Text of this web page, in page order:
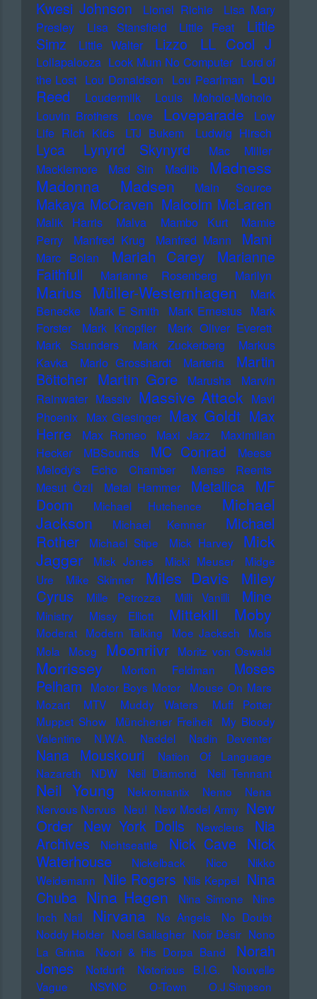
Kwesi Johnson
Lionel Richie
Lisa Mary
Presley
Lisa Stansfield Little Feat
Little
Simz
Little Walter Lizzo LL Cool J
Lollapalooza Look Mum No Computer Lord of
the Lost Lou Donaldson Lou Pearlman Lou
Reed
Loudermilk
Louis Moholo-Moholo
Louvin Brothers
Love Loveparade
Low
Life Rich Kids
LTJ Bukem Ludwig Hirsch
Lyca Lynyrd Skynyrd
Mac Miller
Macklemore
Mad Sin Madlib
Madness
Madonna
Madsen Main Source
Makaya McCraven Malcolm McLaren
Malik Harris Malva Mambo Kurt
Mamie
Perry
Manfred Krug Manfred Mann Mani
Marc Bolan Mariah Carey
Marianne
Faithfull
Marianne Rosenberg Marilyn
Marius Müller-Westernhagen
Mark
Benecke Mark E Smith Mark Ernestus Mark
Forster
Mark Knopfler
Mark Oliver Everett
Mark Saunders
Mark Zuckerberg
Markus
Kavka
Marlo Grosshardt Marteria
Martin
Böttcher Martin Gore Marusha
Marvin
Rainwater Massiv Massive Attack Mavi
Phoenix Max Giesinger Max Goldt Max
Herre
Max Romeo Maxi Jazz
Maximilian
Hecker
MBSounds MC Conrad
Meese
Melody's Echo Chamber
Mense Reents
Mesut Özil
Metal Hammer Metallica MF
Doom
Michael Hutchence
Michael
Jackson
Michael Kemner
Michael
Rother
Michael Stipe Mick Harvey
Mick
Jagger
Mick Jones Micki Meuser
Midge
Ure
Mike Skinner Miles Davis
Miley
Cyrus
Mille Petrozza Milli Vanilli Mine
Ministry Missy Elliott Mittekill Moby
Moderat Modern Talking Moe Jacksch
Mois
Mola
Moog Moonriivr Moritz von Oswald
Morrissey Morton Feldman
Moses
Pelham
Motor Boys Motor
Mouse On Mars
Mozart
MTV Muddy Waters
Muff Potter
Muppet Show
Münchener Freiheit
My Bloody
Valentine
N.W.A. Naddel Nadin Deventer
Nana Mouskouri
Nation Of Language
Nazareth
NDW Neil Diamond Neil Tennant
Neil Young Nekromantix Nemo
Nena
Nervous Norvus Neu! New Model Army New
Order New York Dolls Newcleus
Nia
Archives
Nichtseattle Nick Cave
Nick
Waterhouse
Nickelback Nico
Nikko
Weidemann Nile Rogers Nils Keppel Nina
Chuba Nina Hagen Nina Simone
Nine
Inch Nail
Nirvana No Angels
No Doubt
Noddy Holder Noel Gallagher Noir Désir Nono
La Grinta
Noori & His Dorpa Band
Norah
Jones
Notdurft Notorious B.I.G.
Nouvelle
Vague
NSYNC O-Town O.J.Simpson